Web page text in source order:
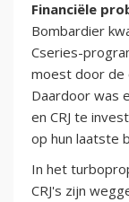
Financiële
Bombardier
Cseries-
moest door de
Daardoor was
en CRJ te
op hun laatste
In het
CRJ's zijn